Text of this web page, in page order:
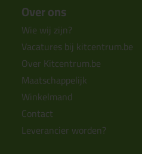
Over ons
Wie wij zijn?
Vacatures bij kitcentrum.be
Over Kitcentrum.be
Maatschappelijk
Winkelmand
Contact
Leverancier worden?